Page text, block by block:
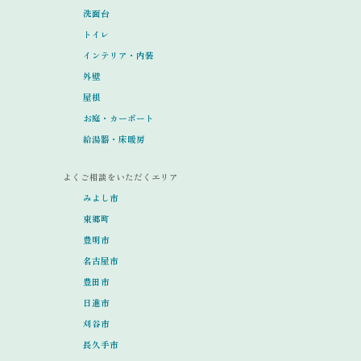
洗面台
トイレ
インテリア・内装
外壁
屋根
お庭・カーポート
給湯器・床暖房
よくご相談をいただくエリア
みよし市
東郷町
豊明市
名古屋市
豊田市
日進市
刈谷市
長久手市